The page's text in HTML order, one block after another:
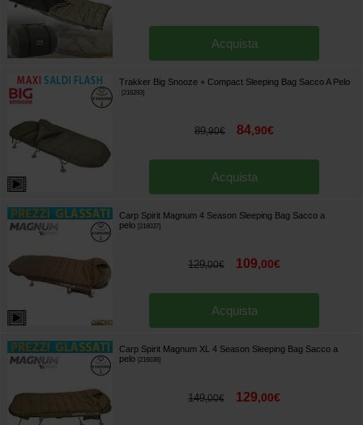
Acquista
Trakker Big Snooze + Compact Sleeping Bag Sacco A Pelo
[216293]
89,90€ 84,90€
Acquista
Carp Spirit Magnum 4 Season Sleeping Bag Sacco a
pelo [216037]
129,00€ 109,00€
Acquista
Carp Spirit Magnum XL 4 Season Sleeping Bag Sacco a
pelo [216036]
149,00€ 129,00€